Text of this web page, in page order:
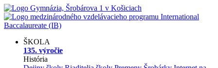
ŠKOLA
135. výročie
História